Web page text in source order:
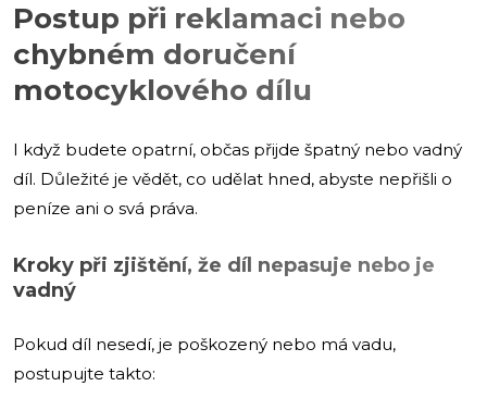
Postup při reklamaci nebo
chybném doručení
motocyklového dílu
I když budete opatrní, občas přijde špatný nebo vadný
díl. Důležité je vědět, co udělat hned, abyste nepřišli o
peníze ani o svá práva.
Kroky při zjištění, že díl nepasuje nebo je
vadný
Pokud díl nesedí, je poškozený nebo má vadu,
postupujte takto: